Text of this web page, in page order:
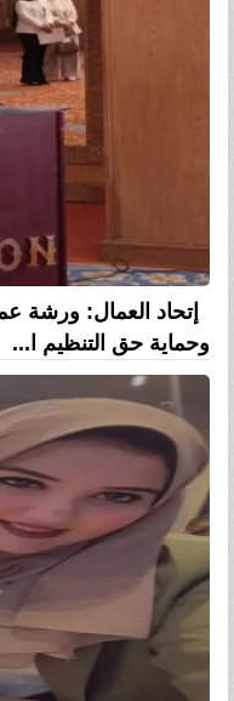
إتحاد العمال: ورشة
وحماية حق التنظيم ا...